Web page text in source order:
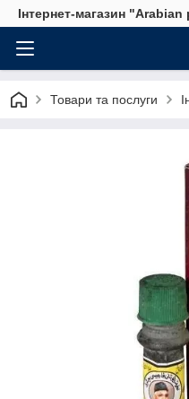
Інтернет-магазин "Arabian
Товари та послуги